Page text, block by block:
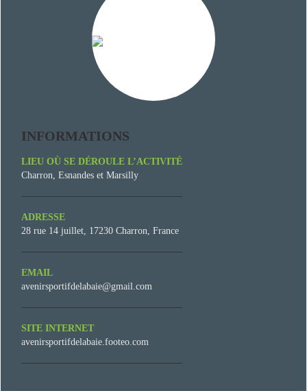
INFORMATIONS
LIEU OÙ SE DÉROULE L’ACTIVITÉ
Charron, Esnandes et Marsilly
ADRESSE
28 rue 14 juillet, 17230 Charron, France
EMAIL
avenirsportifdelabaie@gmail.com
SITE INTERNET
avenirsportifdelabaie.footeo.com